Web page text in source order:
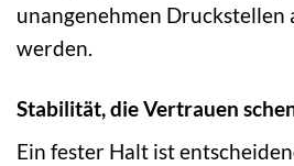
unangenehmen Druckstellen
werden.
Stabilität, die Vertrauen
Ein fester Halt ist